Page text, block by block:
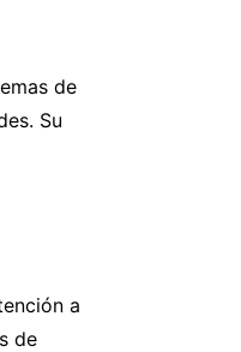
de
Su
a
de